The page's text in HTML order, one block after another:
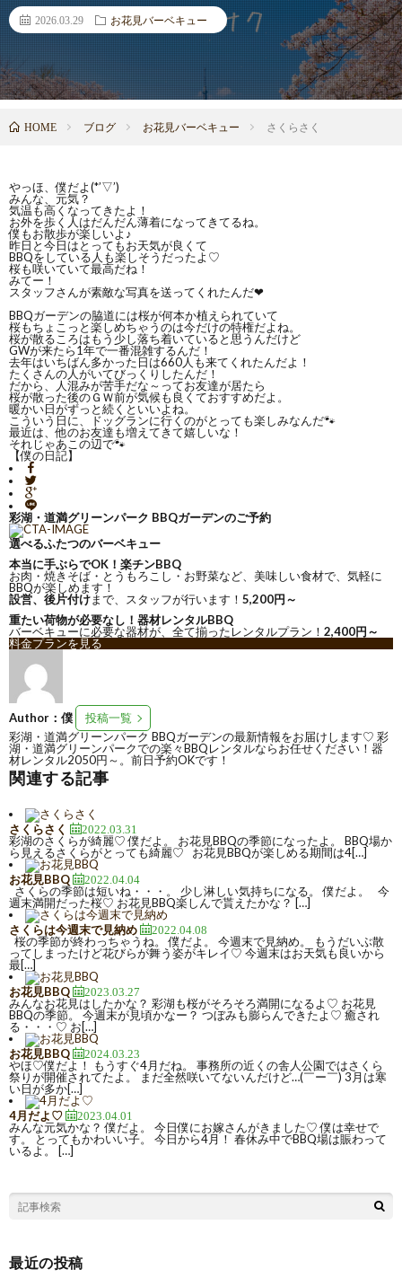
2026.03.29 お花見バーベキュー
HOME ブログ お花見バーベキュー さくらさく
やっほ、僕だよ(*’▽’)
みんな、元気？
気温も高くなってきたよ！
お外を歩く人はだんだん薄着になってきてるね。
僕もお散歩が楽しいよ♪
昨日と今日はとってもお天気が良くて
BBQをしている人も楽しそうだったよ♡
桜も咲いていて最高だね！
みてー！
スタッフさんが素敵な写真を送ってくれたんだ❤
BBQガーデンの脇道には桜が何本か植えられていて
桜もちょこっと楽しめちゃうのは今だけの特権だよね。
桜が散るころはもう少し落ち着いていると思うんだけど
GWが来たら1年で一番混雑するんだ！
去年はいちばん多かった日は660人も来てくれたんだよ！
たくさんの人がいてびっくりしたんだ！
だから、人混みが苦手だな～ってお友達が居たら
桜が散った後のＧＷ前が気候も良くておすすめだよ。
暖かい日がずっと続くといいよね。
こういう日に、ドッグランに行くのがとっても楽しみなんだ🐾
最近は、他のお友達も増えてきて嬉しいな！
それじゃあこの辺で🐾
【僕の日記】
彩湖・道満グリーンパーク BBQガーデンのご予約
選べるふたつのバーベキュー
本当に手ぶらでOK！楽チンBBQ
お肉・焼きそば・とうもろこし・お野菜など、美味しい食材で、気軽に
BBQが楽しめます！
設営、後片付けまで、スタッフが行います！ 5,200円～
重たい荷物が必要なし！器材レンタルBBQ
バーベキューに必要な器材が、全て揃ったレンタルプラン！ 2,400円～
料金プランを見る
Author：僕
投稿一覧
彩湖・道満グリーンパーク BBQガーデンの最新情報をお届けします♡ 彩
湖・道満グリーンパークでの楽々BBQレンタルならお任せください！器
材レンタル2050円～。前日予約OKです！
関連する記事
さくらさく 2022.03.31
彩湖のさくらが綺麗♡ 僕だよ。 お花見BBQの季節になったよ。 BBQ場か
ら見えるさくらがとっても綺麗♡ お花見BBQが楽しめる期間は4[…]
お花見BBQ
2022.04.04
さくらの季節は短いね・・・。 少し淋しい気持ちになる。 僕だよ。 今
週末満開だった桜♡ お花見BBQ楽しんで貰えたかな？ […]
さくらは今週末で見納め
2022.04.08
桜の季節が終わっちゃうね。 僕だよ。 今週末で見納め。 もうだいぶ散
ってしまったけど花びらが舞う姿がキレイ♡ 今週末はお天気も良いから
最[…]
お花見BBQ
2023.03.27
みんなお花見はしたかな？ 彩湖も桜がそろそろ満開になるよ♡ お花見
BBQの季節。 今週末が見頃かなー？ つぼみも膨らんできたよ♡ 癒され
る・・・♡ お[…]
お花見BBQ
2024.03.23
やほ♡僕だよ！ もうすぐ4月だね。 事務所の近くの舎人公園ではさくら
祭りが開催されてたよ。 まだ全然咲いてないんだけど…(￣ー￣) 3月は寒
い日が多か[…]
4月だよ♡
2023.04.01
みんな元気かな？ 僕だよ。 今日僕にお嫁さんがきました♡ 僕は幸せで
す。 とってもかわいい子。 今日から4月！ 春休み中でBBQ場は賑わって
いるよ。 […]
最近の投稿